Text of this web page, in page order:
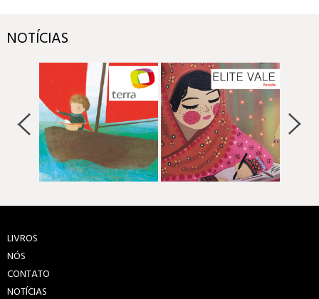
NOTÍCIAS
LIVROS
NÓS
CONTATO
NOTÍCIAS